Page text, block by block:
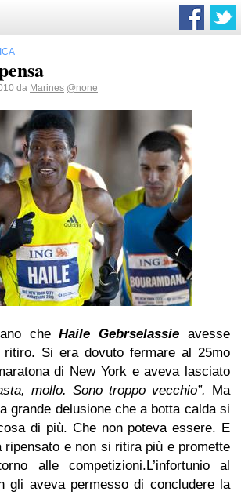
da Marines @none
cheHaile Gebrselassie avesse
ritiro. Si era dovuto fermare al 25mo
di New Yorke aveva lasciato
mollo. Sono troppo vecchio”. Ma
grande delusione che a botta calda si
di più. Che non poteva essere. E
ripensato e non si ritira più e promette
alle competizioni.L’infortunio al
gli aveva permesso di concludere la